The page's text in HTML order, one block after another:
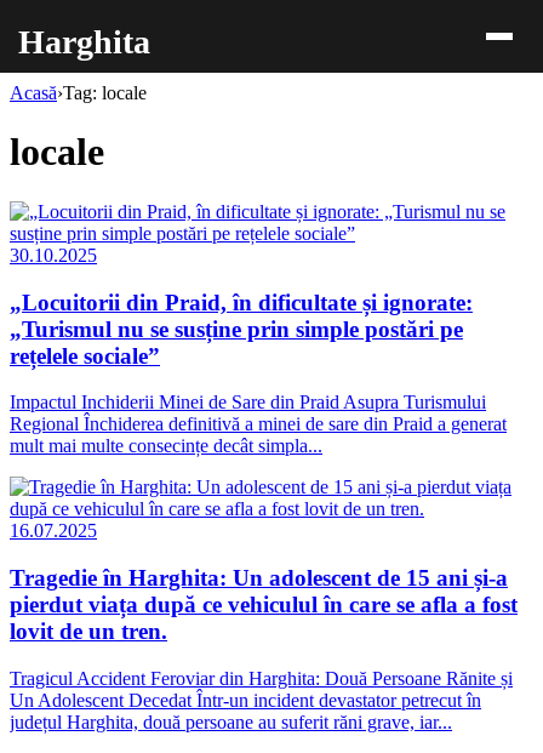
Harghita
Acasă›Tag: locale
locale
30.10.2025
„Locuitorii din Praid, în dificultate și ignorate:
„Turismul nu se susține prin simple postări pe
rețelele sociale”
Impactul Inchiderii Minei de Sare din Praid Asupra Turismului
Regional Închiderea definitivă a minei de sare din Praid a generat
mult mai multe consecințe decât simpla...
16.07.2025
Tragedie în Harghita: Un adolescent de 15 ani și-a
pierdut viața după ce vehiculul în care se afla a fost
lovit de un tren.
Tragicul Accident Feroviar din Harghita: Două Persoane Rănite și
Un Adolescent Decedat Într-un incident devastator petrecut în
județul Harghita, două persoane au suferit răni grave, iar...